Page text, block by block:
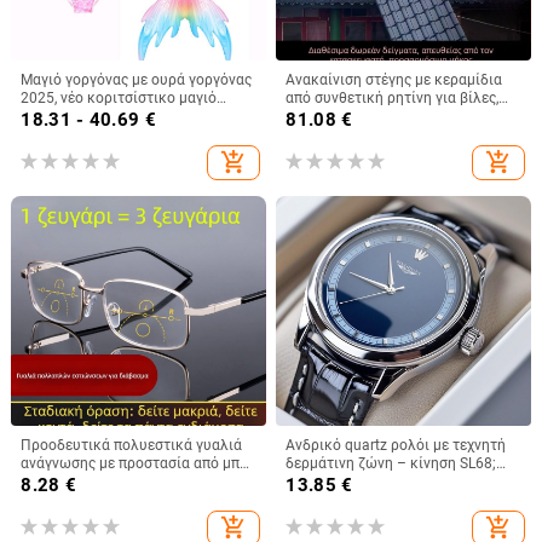
Μαγιό γοργόνας με ουρά γοργόνας
2025, νέο κοριτσίστικο μαγιό
τριών τεμαχίων, ολόσωμο μαγιό
διασταυρούμενη γραμμή
18.31 - 40.69 €
add_shopping_cart
Ανακαίνιση στέγης με κεραμίδια
από συνθετική ρητίνη για βίλες,
αγροτικές κατοικίες και
κεραμίδια κινεζικού στυλ
αρχαϊκής αισθητικής
81.08 €
add_shopping_cart
Προοδευτικά πολυεστικά γυαλιά
ανάγνωσης με προστασία από μπλε
φως, πολυκαρβονικά φακοί,
απόσταση, μεσαίο και κοντινό
πεδίο
8.28 €
add_shopping_cart
Ανδρικό quartz ρολόι με τεχνητή
δερμάτινη ζώνη – κίνηση SL68;
αναλογική οθόνη; κάσα από κράμα
13.85 €
add_shopping_cart